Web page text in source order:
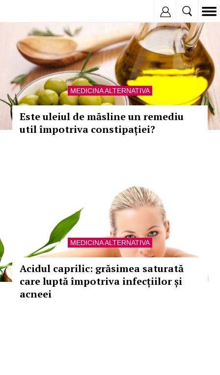
MEDICINA ALTERNATIVA
Este uleiul de măsline un remediu
util împotriva constipației?
MEDICINA ALTERNATIVA
Acidul caprilic: grăsimea saturată
care luptă împotriva infecțiilor și
acneei